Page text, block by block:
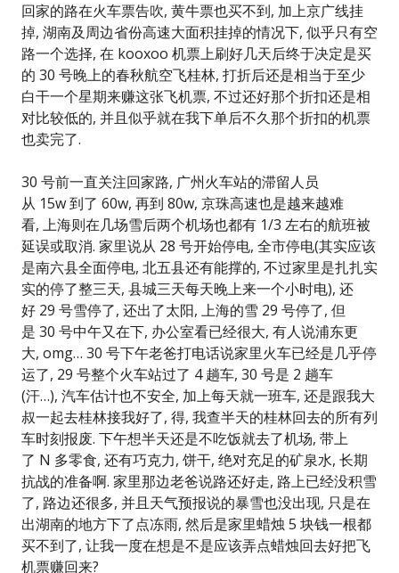
回家的路在火车票告吹, 黄牛票也买不到, 加上京广线挂
掉, 湖南及周边省份高速大面积挂掉的情况下, 似乎只有空
路一个选择, 在 kooxoo 机票上刷好几天后终于决定是买
的 30 号晚上的春秋航空飞桂林, 打折后还是相当于至少
白干一个星期来赚这张飞机票, 不过还好那个折扣还是相
对比较低的, 并且似乎就在我下单后不久那个折扣的机票
也卖完了.
30 号前一直关注回家路, 广州火车站的滞留人员
从 15w 到了 60w, 再到 80w, 京珠高速也是越来越难
看, 上海则在几场雪后两个机场也都有 1/3 左右的航班被
延误或取消. 家里说从 28 号开始停电, 全市停电(其实应该
是南六县全面停电, 北五县还有能撑的, 不过家里是扎扎实
实的停了整三天, 县城三天每天晚上来一个小时电), 还
好 29 号雪停了, 还出了太阳, 上海的雪 29 号停了, 但
是 30 号中午又在下, 办公室看已经很大, 有人说浦东更
大, omg… 30 号下午老爸打电话说家里火车已经是几乎停
运了, 29 号整个火车站过了 4 趟车, 30 号是 2 趟车
(汗…), 汽车估计也不安全, 加上每天就一班车, 还是跟我大
叔一起去桂林接我好了, 得, 我查半天的桂林回去的所有列
车时刻报废. 下午想半天还是不吃饭就去了机场, 带上
了 N 多零食, 还有巧克力, 饼干, 绝对充足的矿泉水, 长期
抗战的准备啊. 家里那边老爸说路还好走, 路上已经没积雪
了, 路边还很多, 并且天气预报说的暴雪也没出现, 只是在
出湖南的地方下了点冻雨, 然后是家里蜡烛 5 块钱一根都
买不到了, 让我一度在想是不是应该弄点蜡烛回去好把飞
机票赚回来?